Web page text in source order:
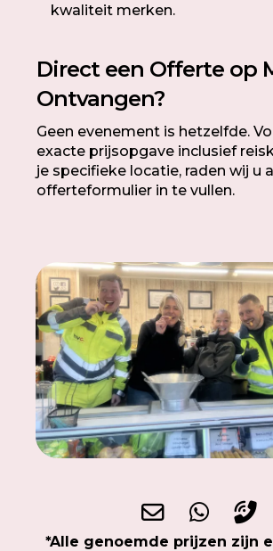
kwaliteit merken.
Direct een Offerte op
Ontvangen?
Geen evenement is hetzelfde.
exacte prijsopgave inclusief
je specifieke locatie, raden wij u
offerteformulier in te vullen.
*Alle genoemde prijzen zijn